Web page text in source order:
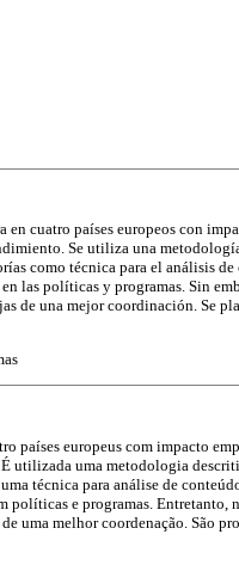
cuatro países europeos con
Se utiliza una
como técnica para el análisis
las políticas y programas. Sin
de una mejor coordinación. Se
países europeus com impacto
É utilizada uma metodologia
técnica para análise de
políticas e programas. Entretanto,
uma melhor coordenação. São